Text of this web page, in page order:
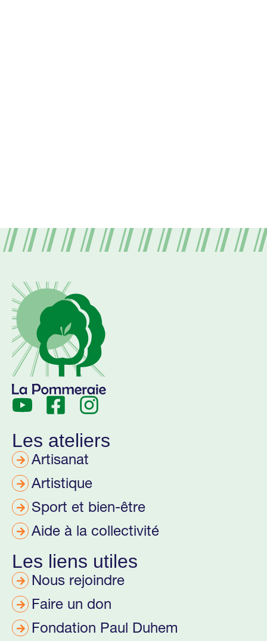
Les ateliers
Artisanat
Artistique
Sport et bien-être
Aide à la collectivité
Les liens utiles
Nous rejoindre
Faire un don
Fondation Paul Duhem